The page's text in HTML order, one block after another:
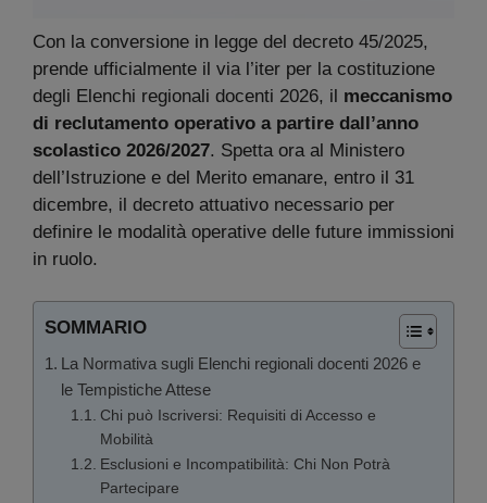
Con la conversione in legge del decreto 45/2025,
prende ufficialmente il via l’iter per la costituzione
degli Elenchi regionali docenti 2026, il meccanismo
di reclutamento operativo a partire dall’anno
scolastico 2026/2027. Spetta ora al Ministero
dell’Istruzione e del Merito emanare, entro il 31
dicembre, il decreto attuativo necessario per
definire le modalità operative delle future immissioni
in ruolo.
SOMMARIO
La Normativa sugli Elenchi regionali docenti 2026 e
le Tempistiche Attese
Chi può Iscriversi: Requisiti di Accesso e
Mobilità
Esclusioni e Incompatibilità: Chi Non Potrà
Partecipare